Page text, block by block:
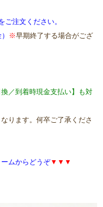
ご注文ください。
※早期終了する場合がござ
／到着時現金支払い】も対
ります。何卒ご了承くださ
ムからどうぞ▼▼▼